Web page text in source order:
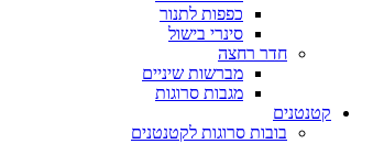
כפפות לתנור
סינרי בישול
חדר רחצה
מברשות שיניים
מגבות סרוגות
קטנטנים
בובות סרוגות לקטנטנים